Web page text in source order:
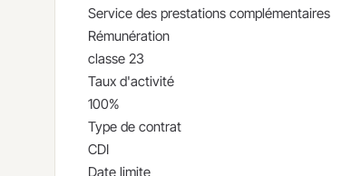
Service des prestations complémentaires
Rémunération
classe 23
Taux d'activité
100%
Type de contrat
CDI
Date limite